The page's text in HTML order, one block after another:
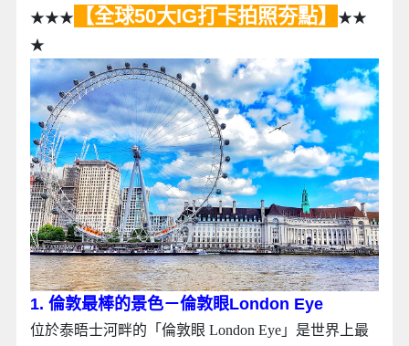
★★★ 【全球50大IG打卡拍照夯點】
★★
★
1. 倫敦最棒的景色－倫敦眼London Eye
位於泰晤士河畔的「倫敦眼 London Eye」是世界上最